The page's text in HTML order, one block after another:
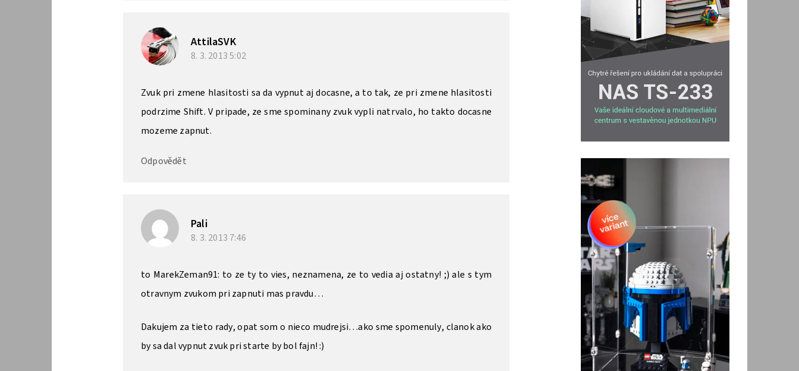
AttilaSVK
8. 3. 20135:02
Zvuk pri zmene hlasitosti sa da vypnut aj docasne, a to tak, ze pri zmene hlasitosti
podrzime Shift. V pripade, ze sme spominany zvuk vypli natrvalo, ho takto docasne
mozeme zapnut.
Odpovědět
Pali
8. 3. 2013 7:46
to MarekZeman91: to ze ty to vies, neznamena, ze to vedia aj ostatny! ;) ale s tym
otravnym zvukom pri zapnuti mas pravdu…
Dakujem za tieto rady, opat som o nieco mudrejsi…ako sme spomenuly, clanok ako
by sa dal vypnut zvuk pri starte by bol fajn! :)